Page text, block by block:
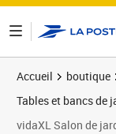
Accueil boutique
Tables et bancs de
vidaXL Salon de